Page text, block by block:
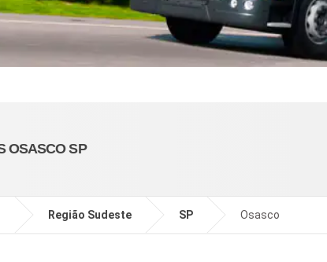
OSASCO SP
Região Sudeste SP Osasco